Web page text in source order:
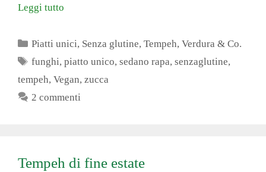
Leggi tutto
Categorie
Piatti unici, Senza glutine,Tempeh,Verdura & Co.
Tag
funghi,piatto unico,sedano rapa,senzaglutine,
tempeh, Vegan, zucca
2 commenti
Tempeh di fine estate